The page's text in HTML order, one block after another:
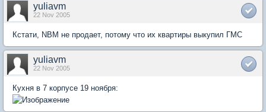
yuliavm
22 Nov 2005
Кстати, NBM не продает, потому что их квартиры выкупил ГМС
yuliavm
22 Nov 2005
Кухня в 7 корпусе 19 ноября: